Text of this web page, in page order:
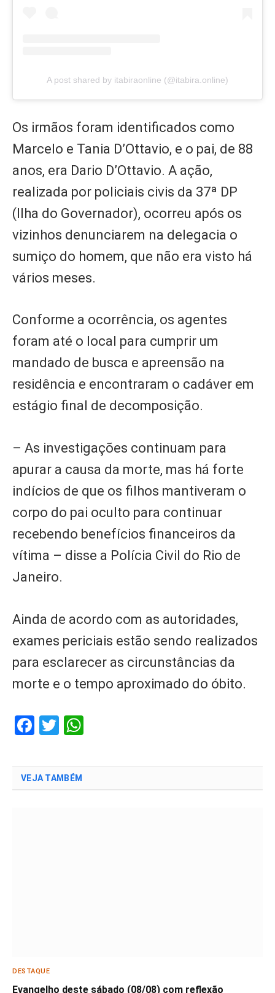
A post shared by itabiraonline (@itabira.online)
Os irmãos foram identificados como
Marcelo e Tania D’Ottavio, e o pai, de 88
anos, era Dario D’Ottavio. A ação,
realizada por policiais civis da 37ª DP
(Ilha do Governador), ocorreu após os
vizinhos denunciarem na delegacia o
sumiço do homem, que não era visto há
vários meses.
Conforme a ocorrência, os agentes
foram até o local para cumprir um
mandado de busca e apreensão na
residência e encontraram o cadáver em
estágio final de decomposição.
– As investigações continuam para
apurar a causa da morte, mas há forte
indícios de que os filhos mantiveram o
corpo do pai oculto para continuar
recebendo benefícios financeiros da
vítima – disse a Polícia Civil do Rio de
Janeiro.
Ainda de acordo com as autoridades,
exames periciais estão sendo realizados
para esclarecer as circunstâncias da
morte e o tempo aproximado do óbito.
Facebook
Twitter
VEJA TAMBÉM
DESTAQUE
Evangelho deste sábado (08/08) com reflexão